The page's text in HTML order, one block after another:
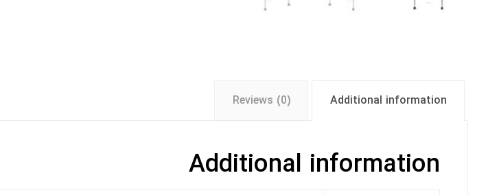
Additional information
Reviews (0)
Additional information